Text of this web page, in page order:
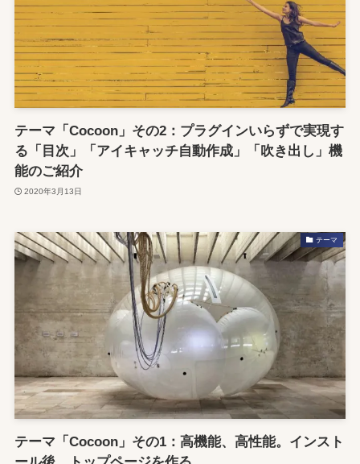
テーマ「Cocoon」その2：プラグインいらずで実現す
る「目次」「アイキャッチ自動作成」「吹き出し」機
能のご紹介
2020年3月13日
テーマ
テーマ「Cocoon」その1：高機能、高性能。インスト